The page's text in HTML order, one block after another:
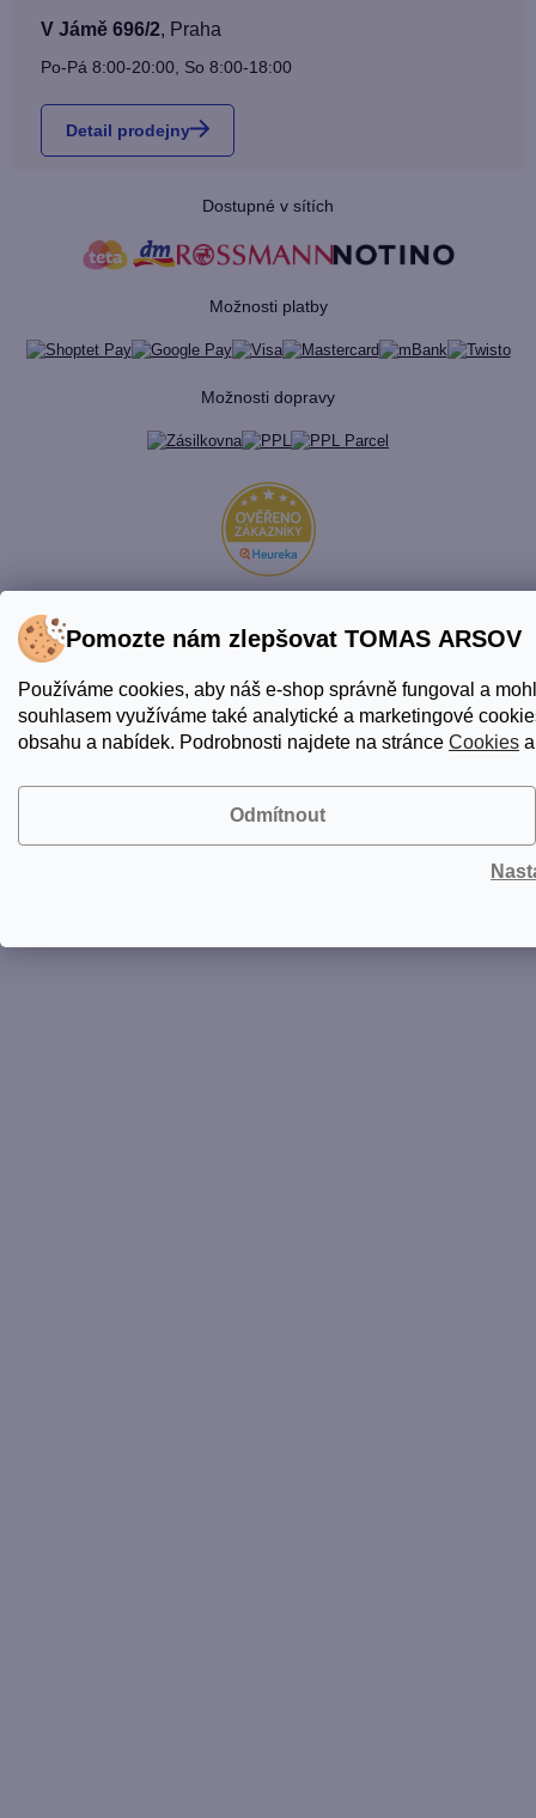
Pomozte nám zlepšovat TOMAS ARSOV
Používáme cookies, aby náš e-shop správně fungoval a
souhlasem využíváme také analytické a marketingové
obsahu a nabídek. Podrobnosti najdete na stránce Cookies
Odmítnout
V Jámě 696/2, Praha
Po-Pá 8:00-20:00, So 8:00-18:00
Detail prodejny
Dostupné v sítích
Možnosti platby
Možnosti dopravy
© 2026 TOMAS ARSOV
Shop. Všechna práva vyhrazena. Upravit nastavení cookies